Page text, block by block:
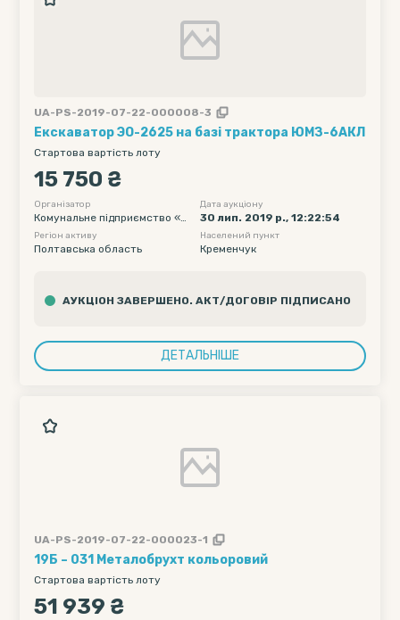
UA-PS-2019-07-22-000008-3
Екскаватор ЭО-2625 на базі трактора ЮМЗ-6АКЛ
Стартова вартість лоту
15 750 ₴
Організатор
Комунальне підприємство «К
ременчукводоканал» Кремен
чуцької міської ради
Дата аукціону
30 лип. 2019 р., 12:22:54
Регіон активу
Полтавська область
Населений пункт
Кременчук
АУКЦІОН ЗАВЕРШЕНО. АКТ/ДОГОВІР ПІДПИСАНО
ДЕТАЛЬНІШЕ
UA-PS-2019-07-22-000023-1
19Б – 031 Металобрухт кольоровий
Стартова вартість лоту
51 939 ₴